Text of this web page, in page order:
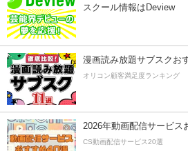
スクール情報はDeview
漫画読み放題サブスクお
オリコン顧客満足度ランキング
2026年動画配信サービス
CS動画配信サービス20選